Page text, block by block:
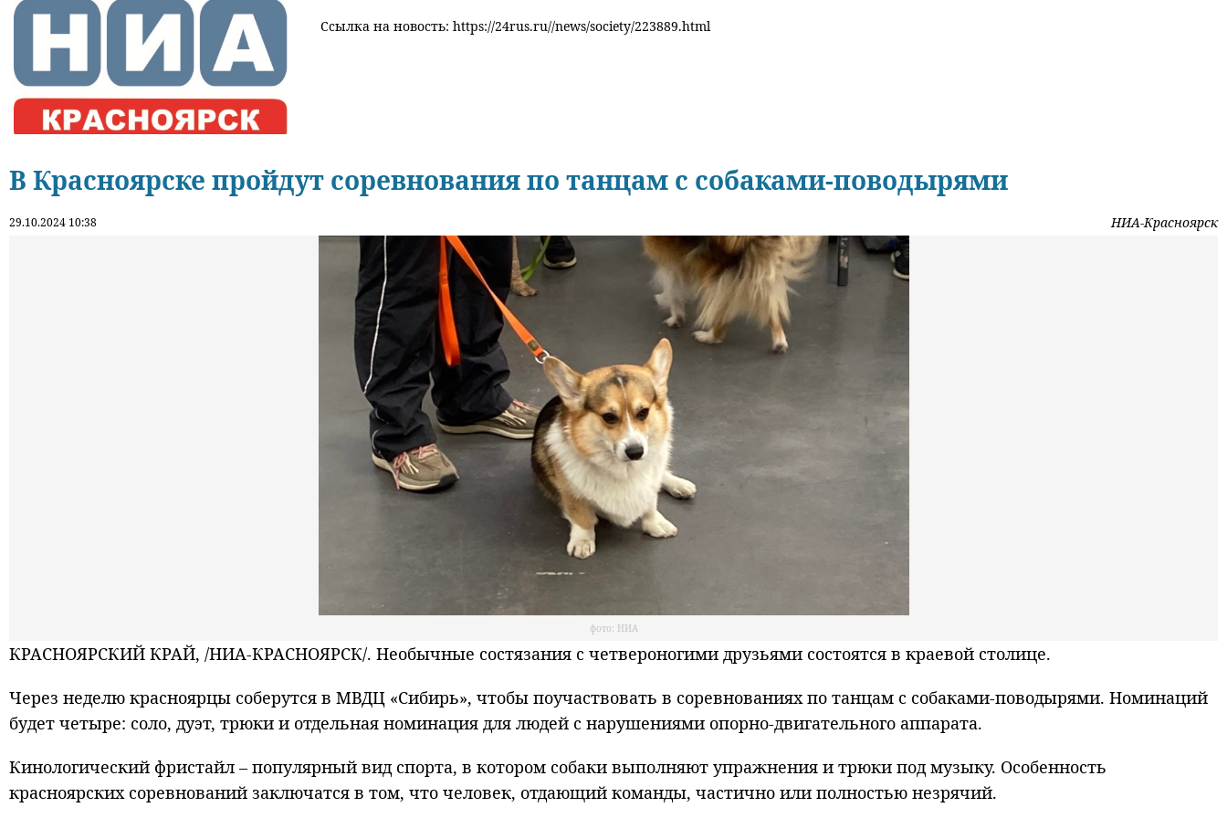
Ссылка на новость: https://24rus.ru//news/society/223889.html
В Красноярске пройдут соревнования по танцам с собаками-поводырями
29.10.2024 10:38 НИА-Красноярск
фото: НИА
КРАСНОЯРСКИЙ КРАЙ, /НИА-КРАСНОЯРСК/. Необычные состязания с четвероногими друзьями состоятся в краевой столице.
Через неделю красноярцы соберутся в МВДЦ «Сибирь», чтобы поучаствовать в соревнованиях по танцам с собаками-поводырями. Номинаций
будет четыре: соло, дуэт, трюки и отдельная номинация для людей с нарушениями опорно-двигательного аппарата.
Кинологический фристайл – популярный вид спорта, в котором собаки выполняют упражнения и трюки под музыку. Особенность
красноярских соревнований заключатся в том, что человек, отдающий команды, частично или полностью незрячий.